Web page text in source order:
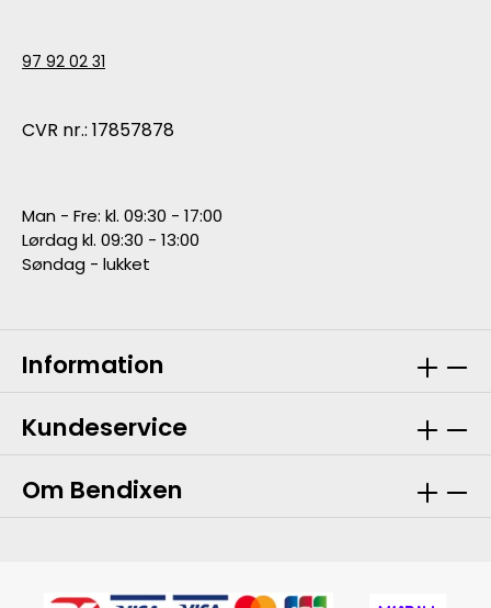
97 92 02 31
CVR nr.: 17857878
Man - Fre: kl. 09:30 - 17:00
Lørdag kl. 09:30 - 13:00
Søndag - lukket
Information
Kundeservice
Om Bendixen